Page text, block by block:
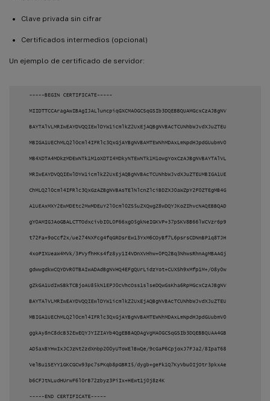
Clave privada sin cifrar
Certificados intermedios (opcional)
Un ejemplo de certificado de servidor: